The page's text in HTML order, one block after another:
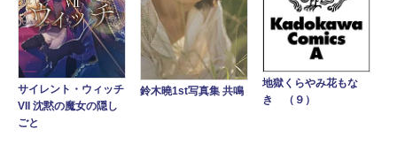
サイレント・ウィッチ
VII 沈黙の魔女の隠し
ごと
鈴木曉1st写真集 共鳴
地獄くらやみ花もな
き （９）